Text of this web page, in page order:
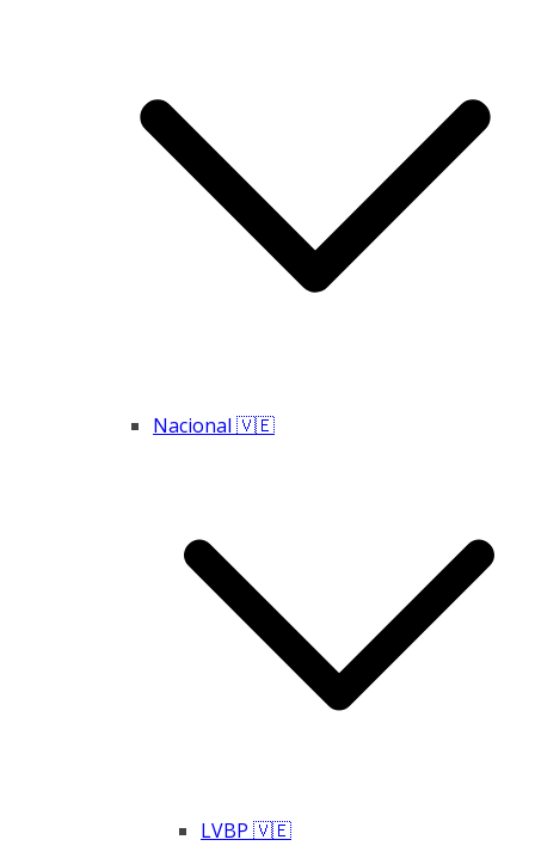
Nacional 🇻🇪
LVBP 🇻🇪